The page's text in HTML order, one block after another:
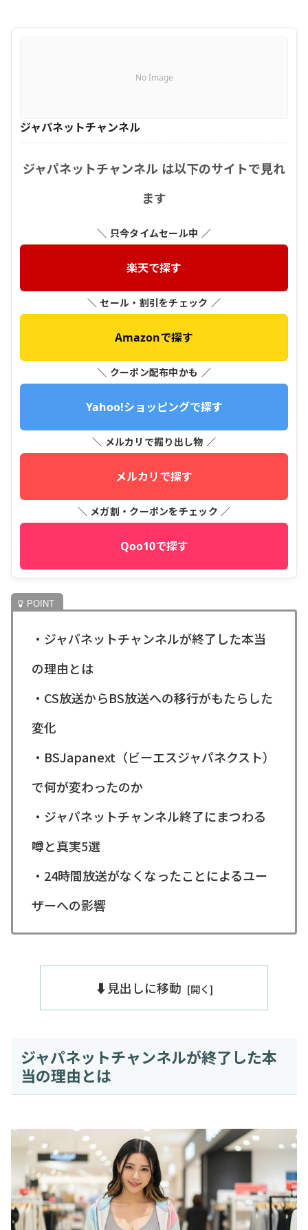
No Image
ジャパネットチャンネル
ジャパネットチャンネル は以下のサイトで見れ
ます
＼ 只今タイムセール中 ／
楽天で探す
＼ セール・割引をチェック ／
Amazonで探す
＼ クーポン配布中かも ／
Yahoo!ショッピングで探す
＼ メルカリで掘り出し物 ／
メルカリで探す
＼ メガ割・クーポンをチェック ／
Qoo10で探す
・ジャパネットチャンネルが終了した本当
の理由とは
・CS放送からBS放送への移行がもたらした
変化
・BSJapanext（ビーエスジャパネクスト）
で何が変わったのか
・ジャパネットチャンネル終了にまつわる
噂と真実5選
・24時間放送がなくなったことによるユー
ザーへの影響
⬇️見出しに移動
ジャパネットチャンネルが終了した本
当の理由とは